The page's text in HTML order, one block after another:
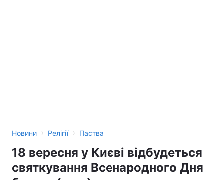
Новини › Релігії › Паства
18 вересня у Києві відбудеться
святкування Всенародного Дня